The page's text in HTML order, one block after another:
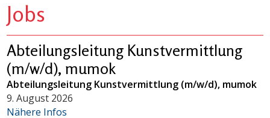
Jobs
Abteilungsleitung Kunstvermittlung
(m/w/d), mumok
Abteilungsleitung Kunstvermittlung (m/w/d), mumok
9. August 2026
Nähere Infos